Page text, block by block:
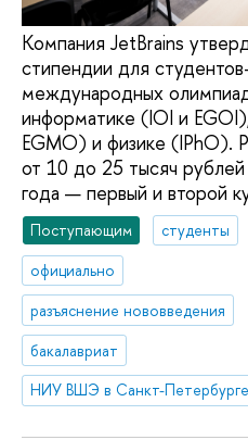
Компания JetBrains
стипендии для
международных
информатике (IOI и
EGMO) и физике (IPhO).
от 10 до 25 тысяч
года — первый и второй
Поступающим
студенты
официально
разъяснение нововведения
бакалавриат
НИУ ВШЭ в Санкт-Петербурге